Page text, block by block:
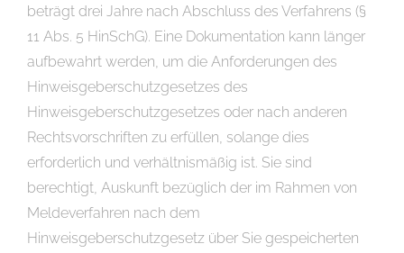
beträgt drei Jahre nach Abschluss des Verfahrens (§
11 Abs. 5 HinSchG). Eine Dokumentation kann länger
aufbewahrt werden, um die Anforderungen des
Hinweisgeberschutzgesetzes des
Hinweisgeberschutzgesetzes oder nach anderen
Rechtsvorschriften zu erfüllen, solange dies
erforderlich und verhältnismäßig ist. Sie sind
berechtigt, Auskunft bezüglich der im Rahmen von
Meldeverfahren nach dem
Hinweisgeberschutzgesetz über Sie gespeicherten